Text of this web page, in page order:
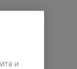
и